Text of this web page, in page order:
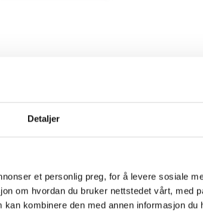
Detaljer
et personlig preg, for å levere sosiale
om hvordan du bruker nettstedet vårt, med
kombinere den med annen informasjon du
MB cache - Socket SP3 - OEM